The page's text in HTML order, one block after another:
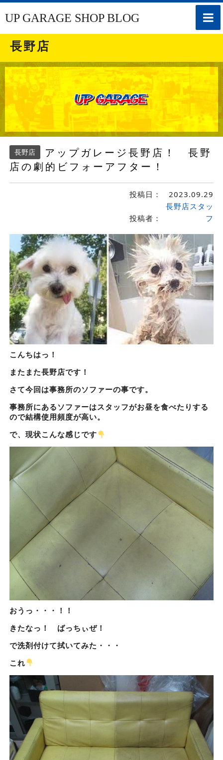
toggle
UP GARAGE SHOP BLOG
長野店
長野店
アップガレージ長野店！ 長野
店の劇的ビフォーアフター！
投稿日： 2023.09.29
投稿者：
長野店スタッ
フ
こんちはっ！
またまた長野店です！
さて今回は事務所のソファーの事です。
事務所にあるソファーはスタッフがお昼を食べたりする
ので結構使用頻度が高い。
で、現状こんな感じです
おうっ・・・！！
きたなっ！ ばっちぃぜ！
で洗剤付けて拭いてみた・・・
これ